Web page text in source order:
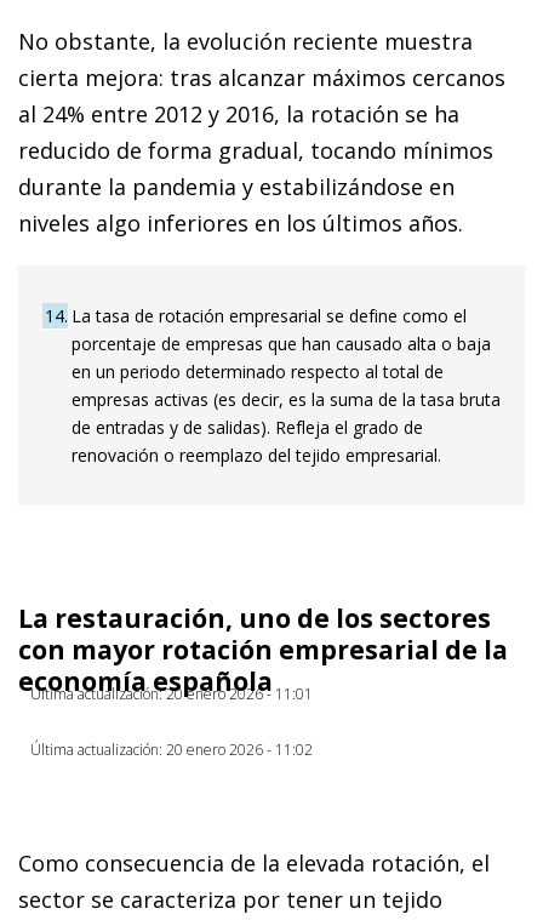
No obstante, la evolución reciente muestra
cierta mejora: tras alcanzar máximos cercanos
al 24% entre 2012 y 2016, la rotación se ha
reducido de forma gradual, tocando mínimos
durante la pandemia y estabilizándose en
niveles algo inferiores en los últimos años.
14 La tasa de rotación empresarial se define como el
porcentaje de empresas que han causado alta o baja
en un periodo determinado respecto al total de
empresas activas (es decir, es la suma de la tasa bruta
de entradas y de salidas). Refleja el grado de
renovación o reemplazo del tejido empresarial.
La restauración, uno de los sectores
con mayor rotación empresarial de la
economía española
Última actualización: 20 enero 2026 - 11:01
Última actualización: 20 enero 2026 - 11:02
Como consecuencia de la elevada rotación, el
sector se caracteriza por tener un tejido